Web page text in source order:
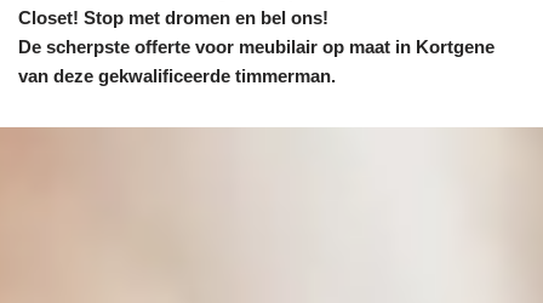
Closet! Stop met dromen en bel ons!
De scherpste offerte voor meubilair op maat in Kortgene
van deze gekwalificeerde timmerman.